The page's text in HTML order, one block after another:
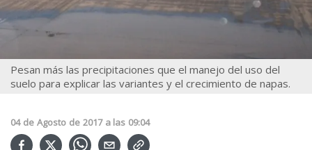
Pesan más las precipitaciones que el manejo del uso del
suelo para explicar las variantes y el crecimiento de napas.
04 de Agosto de 2017 a las 09:04